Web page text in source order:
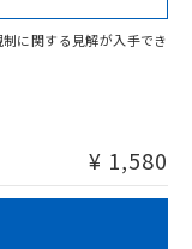
ます。
に関する見解が入手でき
¥ 1,580